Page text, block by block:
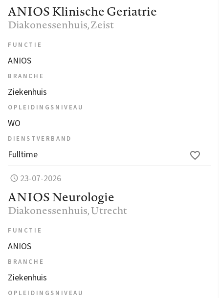
ANIOS Klinische Geriatrie
Diakonessenhuis, Zeist
FUNCTIE
ANIOS
BRANCHE
Ziekenhuis
OPLEIDINGSNIVEAU
WO
DIENSTVERBAND
Fulltime
23-07-2026
ANIOS Neurologie
Diakonessenhuis, Utrecht
FUNCTIE
ANIOS
BRANCHE
Ziekenhuis
OPLEIDINGSNIVEAU